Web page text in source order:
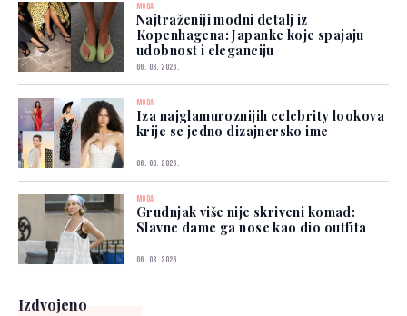
MODA
Najtraženiji modni detalj iz
Kopenhagena: Japanke koje spajaju
udobnost i eleganciju
06. 08. 2026.
MODA
Iza najglamuroznijih celebrity lookova
krije se jedno dizajnersko ime
06. 08. 2026.
MODA
Grudnjak više nije skriveni komad:
Slavne dame ga nose kao dio outfita
06. 08. 2026.
Izdvojeno